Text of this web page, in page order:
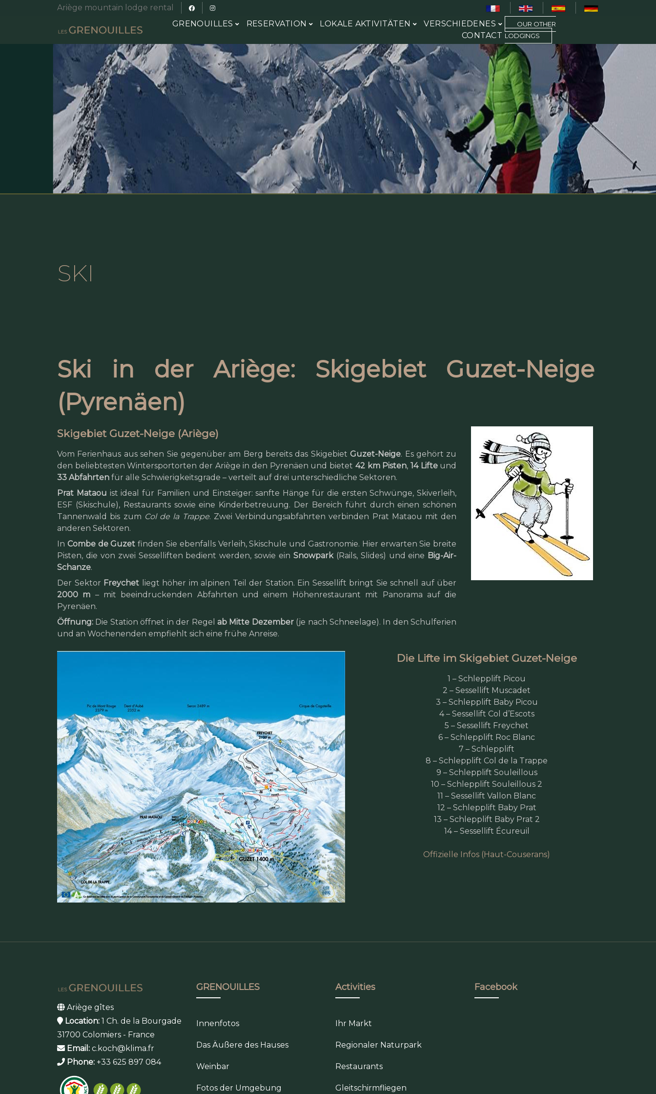
Ariège mountain lodge rental
GRENOUILLES
RESERVATION LOKALE AKTIVITÄTEN
VERSCHIEDENES
CONTACT
OUR OTHER
LODGINGS
SKI
Ski in der Ariège: Skigebiet Guzet-Neige
(Pyrenäen)
Skigebiet Guzet-Neige (Ariège)
Vom Ferienhaus aus sehen Sie gegenüber am Berg bereits das SkigebietGuzet-Neige. Es gehört zu
den beliebtesten Wintersportorten der Ariège in den Pyrenäen und bietet 42 km Pisten, 14 Lifteund
33 Abfahrten für alle Schwierigkeitsgrade – verteilt auf drei unterschiedliche Sektoren.
Prat Mataou ist ideal für Familien und Einsteiger: sanfte Hänge für die ersten Schwünge, Skiverleih,
ESF (Skischule), Restaurants sowie eine Kinderbetreuung. Der Bereich führt durch einen schönen
Tannenwald bis zum Col de la Trappe. Zwei Verbindungsabfahrten verbinden Prat Mataou mit den
anderen Sektoren.
In Combe de Guzet finden Sie ebenfalls Verleih, Skischule und Gastronomie. Hier erwarten Sie breite
Pisten, die von zwei Sesselliften bedient werden, sowie ein Snowpark(Rails, Slides) und eine Big-Air-
Schanze.
Der Sektor Freychet liegt höher im alpinen Teil der Station. Ein Sessellift bringt Sie schnell auf über
2000 m – mit beeindruckenden Abfahrten und einem Höhenrestaurant mit Panorama auf die
Pyrenäen.
Öffnung: Die Station öffnet in der Regel ab Mitte Dezember(je nach Schneelage). In den Schulferien
und an Wochenenden empfiehlt sich eine frühe Anreise.
Die Lifte im Skigebiet Guzet-Neige
1 – Schlepplift Picou
2 – Sessellift Muscadet
3 – Schlepplift Baby Picou
4 – Sessellift Col d’Escots
5 – Sessellift Freychet
6 – Schlepplift Roc Blanc
7 – Schlepplift
8 – Schlepplift Col de la Trappe
9 – Schlepplift Souleillous
10 – Schlepplift Souleillous 2
11 – Sessellift Vallon Blanc
12 – Schlepplift Baby Prat
13 – Schlepplift Baby Prat 2
14 – Sessellift Écureuil
Offizielle Infos (Haut-Couserans)
Ariège gîtes
Location: 1 Ch. de la Bourgade
31700 Colomiers - France
Email: c.koch@klima.fr
Phone: +33 625 897 084
GRENOUILLES
Innenfotos
Das Äußere des Hauses
Weinbar
Fotos der Umgebung
Activities
Ihr Markt
Regionaler Naturpark
Restaurants
Gleitschirmfliegen
Facebook